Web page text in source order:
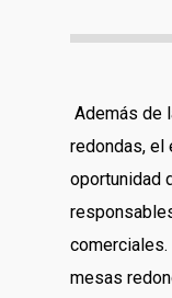
Además de
redondas, el
oportunidad
comerciales.
mesas